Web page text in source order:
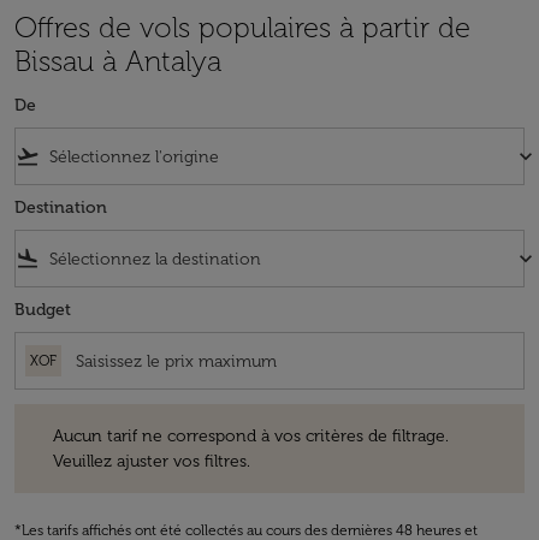
Offres de vols populaires à partir de
Bissau à Antalya
De
flight_takeoff keyboard_arrow_down
Destination
flight_land keyboard_arrow_down
Budget
XOF
Aucun tarif ne correspond à vos critères de filtrage.
Veuillez ajuster vos filtres.
*Les tarifs affichés ont été collectés au cours des dernières 48 heures et